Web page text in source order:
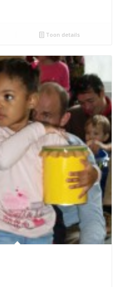
Toon details